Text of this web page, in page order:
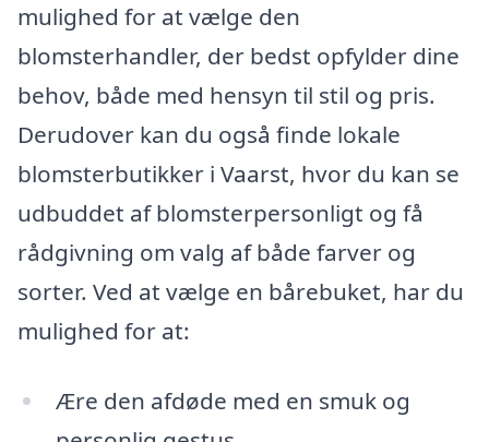
mulighed for at vælge den
blomsterhandler, der bedst opfylder dine
behov, både med hensyn til stil og pris.
Derudover kan du også finde lokale
blomsterbutikker i Vaarst, hvor du kan se
udbuddet af blomsterpersonligt og få
rådgivning om valg af både farver og
sorter. Ved at vælge en bårebuket, har du
mulighed for at:
Ære den afdøde med en smuk og